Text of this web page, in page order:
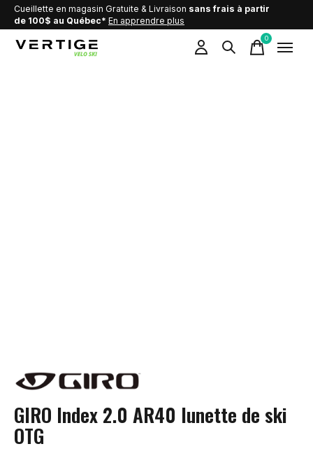
Cueillette en magasin Gratuite & Livraison sans frais à partir
de 100$ au Québec* En apprendre plus
0items
GIRO Index 2.0 AR40 lunette de ski
OTG